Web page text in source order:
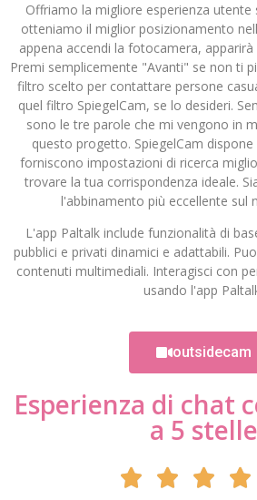
Offriamo la migliore esperienza utente
otteniamo il miglior posizionamento
appena accendi la fotocamera,
Premi semplicemente "Avanti" se non ti
filtro scelto per contattare persone
quel filtro SpiegelCam, se lo desideri.
sono le tre parole che mi vengono in
questo progetto. SpiegelCam
forniscono impostazioni di ricerca
trovare la tua corrispondenza ideale.
l'abbinamento più eccellente sul
L'app Paltalk include funzionalità di
pubblici e privati dinamici e adattabili.
contenuti multimediali. Interagisci con
usando l'app
outsidecam
Esperienza di chat
a 5 stelle
   